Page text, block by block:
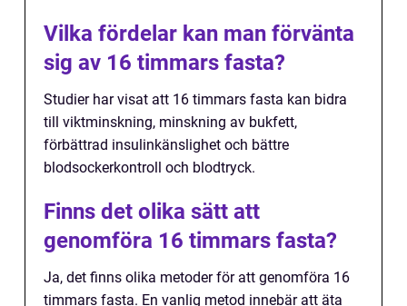
Vilka fördelar kan man förvänta
sig av 16 timmars fasta?
Studier har visat att 16 timmars fasta kan bidra
till viktminskning, minskning av bukfett,
förbättrad insulinkänslighet och bättre
blodsockerkontroll och blodtryck.
Finns det olika sätt att
genomföra 16 timmars fasta?
Ja, det finns olika metoder för att genomföra 16
timmars fasta. En vanlig metod innebär att äta